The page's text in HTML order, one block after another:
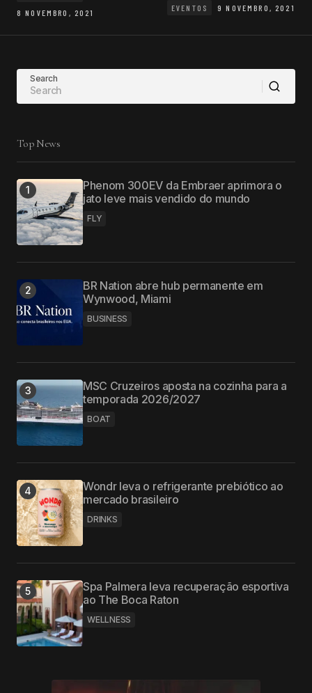
8 NOVEMBRO, 2021
EVENTOS 9 NOVEMBRO, 2021
Search
Top News
Phenom 300EV da Embraer aprimora o
jato leve mais vendido do mundo
FLY
BR Nation abre hub permanente em
Wynwood, Miami
BUSINESS
MSC Cruzeiros aposta na cozinha para a
temporada 2026/2027
BOAT
Wondr leva o refrigerante prebiótico ao
mercado brasileiro
DRINKS
Spa Palmera leva recuperação esportiva
ao The Boca Raton
WELLNESS